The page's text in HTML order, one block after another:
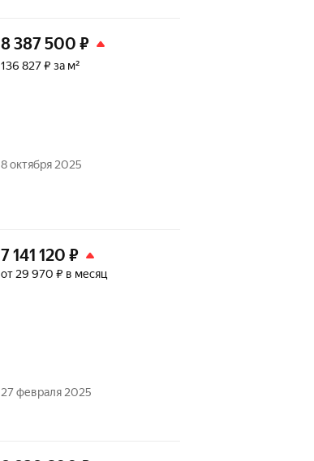
8 387 500 ₽
136 827 ₽ за м²
8 октября 2025
7 141 120 ₽
от 29 970 ₽ в месяц
27 февраля 2025